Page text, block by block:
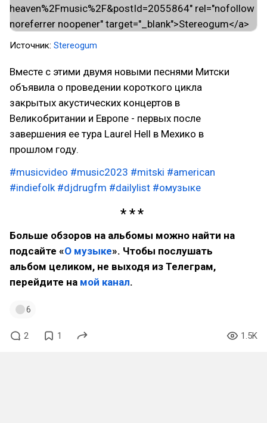
Источник: Stereogum
Вместе с этими двумя новыми песнями Митски
объявила о проведении короткого цикла
закрытых акустических концертов в
Великобритании и Европе - первых после
завершения ее тура Laurel Hell в Мехико в
прошлом году.
#musicvideo #music2023 #mitski #american
#indiefolk #djdrugfm #dailylist #омузыке
Больше обзоров на альбомы можно найти на
подсайте «О музыке». Чтобы послушать
альбом целиком, не выходя из Телеграм,
перейдите на мой канал.
6
2 1 1.5K